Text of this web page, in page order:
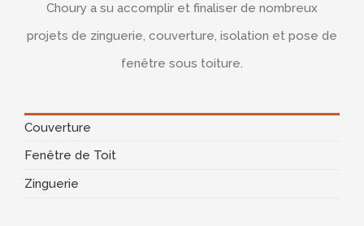
Choury a su accomplir et finaliser de nombreux
projets de zinguerie, couverture, isolation et pose de
fenêtre sous toiture.
Couverture
Fenêtre de Toit
Zinguerie